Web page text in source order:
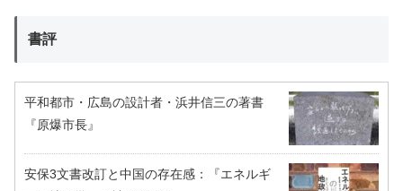
書評
平和都市・広島の設計者・浜井信三の著書
『原爆市長』
安保3文書改訂と中国の存在感：『エネルギ